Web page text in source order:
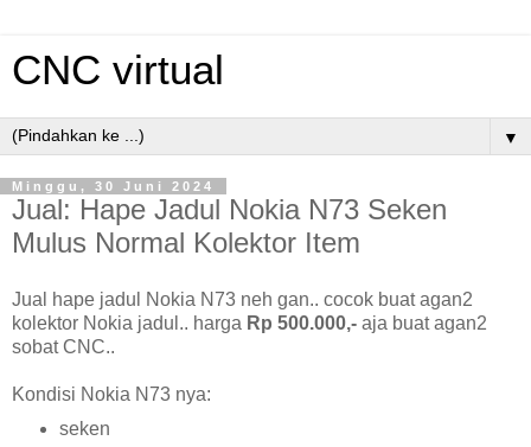
CNC virtual
▼
Minggu, 30 Juni 2024
Jual: Hape Jadul Nokia N73 Seken
Mulus Normal Kolektor Item
Jual hape jadul Nokia N73 neh gan.. cocok buat agan2
kolektor Nokia jadul.. harga Rp 500.000,- aja buat agan2
sobat CNC..
Kondisi Nokia N73 nya:
seken